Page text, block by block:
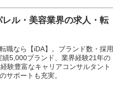
ル・美容業界の求人・転
職なら【iDA】。ブランド数・採用
5,000ブランド、業界経験21年の
験豊富なキャリアコンサルタント
サポートも充実。